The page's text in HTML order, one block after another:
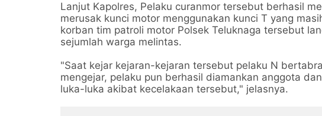
Lanjut Kapolres, Pelaku curanmor tersebut berhasil
merusak kunci motor menggunakan kunci T yang
korban tim patroli motor Polsek Teluknaga tersebut
sejumlah warga melintas.
"Saat kejar kejaran-kejaran tersebut pelaku N
mengejar, pelaku pun berhasil diamankan anggota
luka-luka akibat kecelakaan tersebut," jelasnya.